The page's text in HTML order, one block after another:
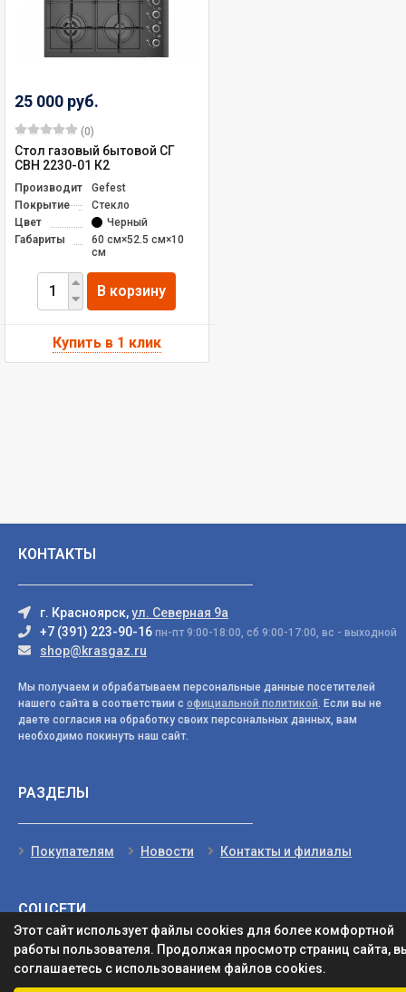
Этот сайт использует файлы cookies для более комфортной
работы пользователя. Продолжая просмотр страниц сайта,
соглашаетесь с использованием файлов cookies.
25 000 руб.
(0)
Стол газовый бытовой СГ
СВН 2230-01 К2
ПроизводительGefest
Покрытие
Стекло
Цвет
Черный
Габариты
60 см×52.5 см×10
см
В корзину
КОНТАКТЫ
г. Красноярск,ул. Северная 9а
+7 (391) 223-90-16 пн-пт 9:00-18:00, сб 9:00-17:00, вс - выходной
shop@krasgaz.ru
Мы получаем и обрабатываем персональные данные посетителей
нашего сайта в соответствии с официальной политикой. Если вы не
даете согласия на обработку своих персональных данных, вам
необходимо покинуть наш сайт.
РАЗДЕЛЫ
Покупателям Новости Контакты и филиалы
СОЦСЕТИ